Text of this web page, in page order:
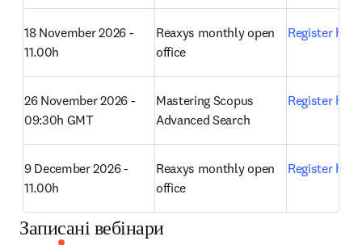
18 November 2026 -
11.00h
Reaxys monthly open
office
Register here
26 November 2026 -
09:30h GMT
Mastering Scopus
Advanced Search
Register here
9 December 2026 -
11.00h
Reaxys monthly open
office
Register here
Записані вебінари